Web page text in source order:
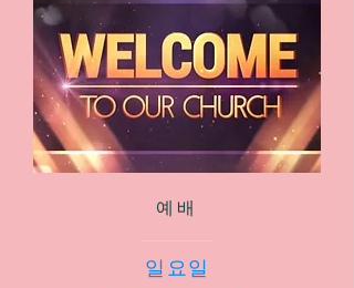
예배
일요일